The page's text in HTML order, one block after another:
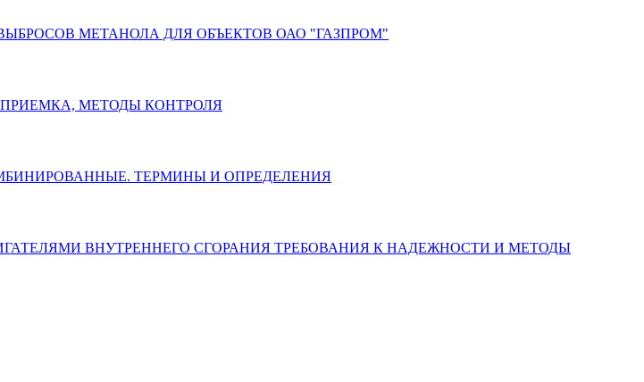
МЕТАНОЛА ДЛЯ ОБЪЕКТОВ ОАО "ГАЗПРОМ"
ПРИЕМКА, МЕТОДЫ КОНТРОЛЯ
ТЕРМИНЫ И ОПРЕДЕЛЕНИЯ
ВНУТРЕННЕГО СГОРАНИЯ ТРЕБОВАНИЯ К НАДЕЖНОСТИ И МЕТОДЫ